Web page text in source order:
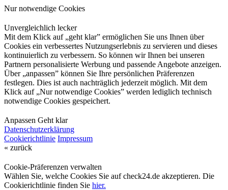
Nur notwendige Cookies
Unvergleichlich lecker
Mit dem Klick auf „geht klar” ermöglichen Sie uns Ihnen über
Cookies ein verbessertes Nutzungserlebnis zu servieren und dieses
kontinuierlich zu verbessern. So können wir Ihnen bei unseren
Partnern personalisierte Werbung und passende Angebote anzeigen.
Über „anpassen” können Sie Ihre persönlichen Präferenzen
festlegen. Dies ist auch nachträglich jederzeit möglich. Mit dem
Klick auf „Nur notwendige Cookies” werden lediglich technisch
notwendige Cookies gespeichert.
Anpassen Geht klar
Datenschutzerklärung
Cookierichtlinie Impressum
« zurück
Cookie-Präferenzen verwalten
Wählen Sie, welche Cookies Sie auf check24.de akzeptieren. Die
Cookierichtlinie finden Sie hier.